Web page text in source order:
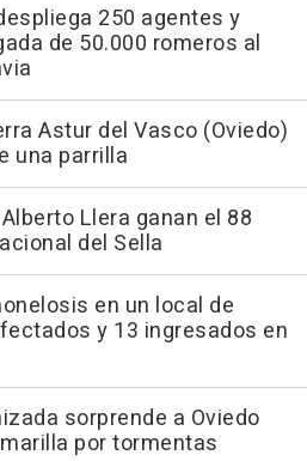
250 agentes y
de 50.000 romeros al
Astur del Vasco (Oviedo)
una parrilla
Llera ganan el 88
del Sella
en un local de
y 13 ingresados en
sorprende a Oviedo
por tormentas